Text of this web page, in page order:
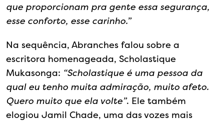
que proporcionam pra gente essa segurança,
esse conforto, esse carinho.”
Na sequência, Abranches falou sobre a
escritora homenageada, Scholastique
Mukasonga: “Scholastique é uma pessoa da
qual eu tenho muita admiração, muito afeto.
Quero muito que ela volte”. Ele também
elogiou Jamil Chade, uma das vozes mais